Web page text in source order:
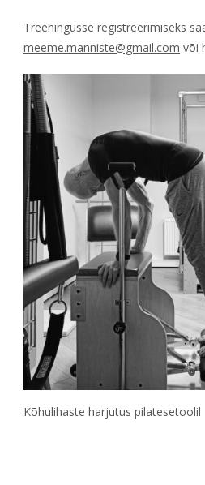
Treeningusse registreerimiseks
meeme.manniste@gmail.com või
Kõhulihaste harjutus pilatesetoolil